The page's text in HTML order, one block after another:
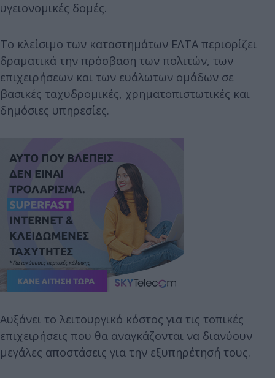
υγειονομικές δομές.
Το κλείσιμο των καταστημάτων ΕΛΤΑ περιορίζει
δραματικά την πρόσβαση των πολιτών, των
επιχειρήσεων και των ευάλωτων ομάδων σε
βασικές ταχυδρομικές, χρηματοπιστωτικές και
δημόσιες υπηρεσίες.
Αυξάνει το λειτουργικό κόστος για τις τοπικές
επιχειρήσεις που θα αναγκάζονται να διανύουν
μεγάλες αποστάσεις για την εξυπηρέτησή τους.